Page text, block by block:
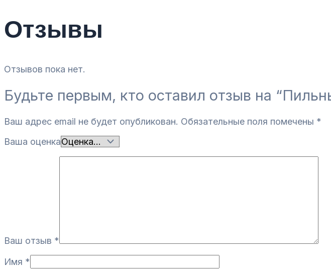
Отзывы
Отзывов пока нет.
Будьте первым, кто оставил отзыв на
Ваш адрес email не будет опубликован. Обязательные поля помечены *
Ваша оценка
Ваш отзыв *
Имя *